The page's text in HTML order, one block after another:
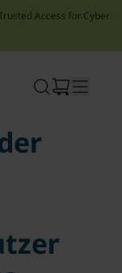
Access for Cyber